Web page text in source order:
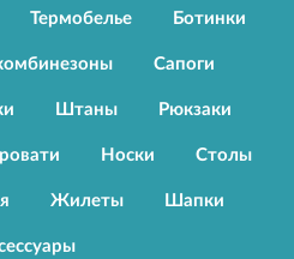
Термобелье Ботинки
Сапоги
Штаны Рюкзаки
Носки Столы
Жилеты Шапки